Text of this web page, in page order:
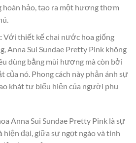
hoàn hảo, tạo ra một hương thơm
Với thiết kế chai nước hoa giống
Anna Sui Sundae Pretty Pink không
dùng bằng mùi hương mà còn bởi
của nó. Phong cách này phản ánh sự
khát tự biểu hiện của người phụ
Anna Sui Sundae Pretty Pink là sự
đại, giữa sự ngọt ngào và tinh